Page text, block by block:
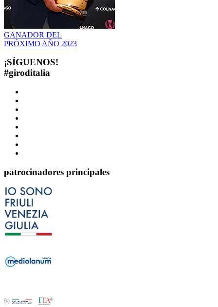
GANADOR DEL
PRÓXIMO AÑO 2023
¡SÍGUENOS!
#giroditalia
patrocinadores principales